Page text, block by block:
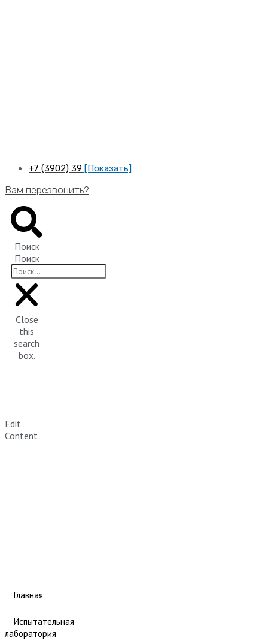
+7 (3902) 39 [Показать]
Вам перезвонить?
Поиск
Поиск
Close
this
search
box.
Edit
Content
Главная
Испытательная
лаборатория